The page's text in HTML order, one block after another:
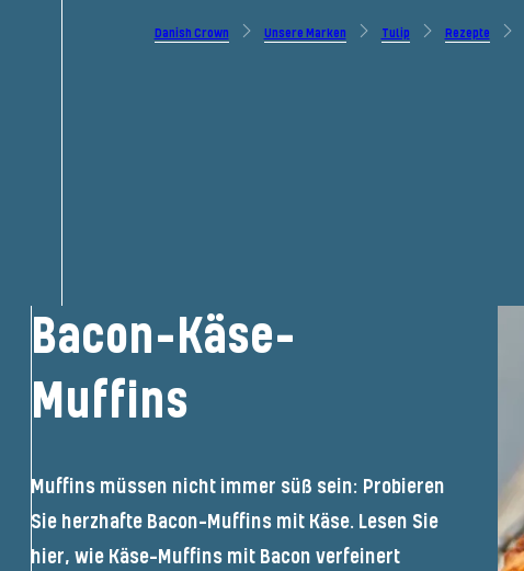
Danish Crown Unsere Marken Tulip Rezepte
Bacon-Käse-
Muffins
Muffins müssen nicht immer süß sein: Probieren
Sie herzhafte Bacon-Muffins mit Käse. Lesen Sie
hier, wie Käse-Muffins mit Bacon verfeinert